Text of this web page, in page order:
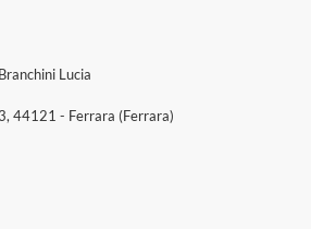
Lucia
44121 - Ferrara (Ferrara)